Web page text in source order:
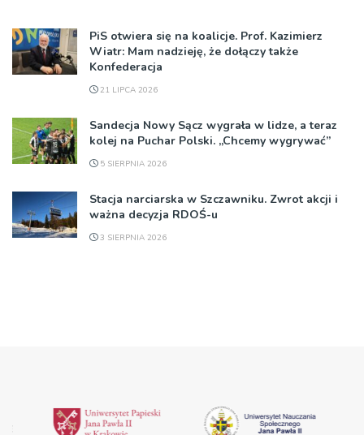
PiS otwiera się na koalicje. Prof. Kazimierz
Wiatr: Mam nadzieję, że dołączy także
Konfederacja
21 LIPCA 2026
Sandecja Nowy Sącz wygrała w lidze, a teraz
kolej na Puchar Polski. „Chcemy wygrywać”
5 SIERPNIA 2026
Stacja narciarska w Szczawniku. Zwrot akcji i
ważna decyzja RDOŚ-u
3 SIERPNIA 2026